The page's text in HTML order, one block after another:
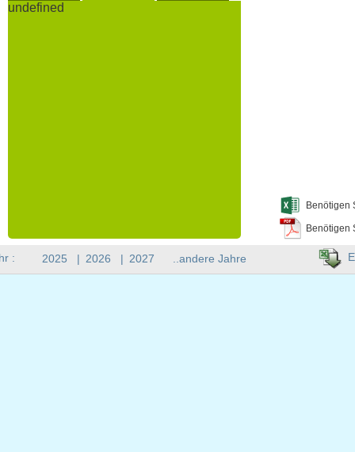
undefined
Benötigen
Benötigen
: 2025 | 2026 | 2027 ..andere Jahre